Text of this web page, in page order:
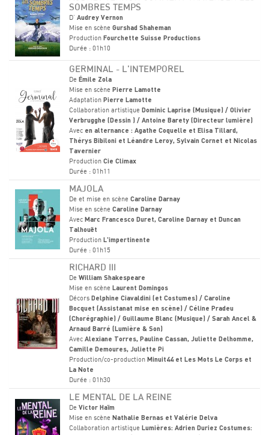
SOMBRES TEMPS
D' Audrey Vernon
Mise en scène Gurshad Shaheman
Production Fourchette Suisse Productions
Durée : 01h10
GERMINAL - L'INTEMPOREL
De Émile Zola
Mise en scène Pierre Lamotte
Adaptation Pierre Lamotte
Collaboration artistique Dominic Laprise (Musique) / Olivier
Verbrugghe (Dessin ) / Antoine Barety (Directeur lumière)
Avec en alternance : Agathe Coquelle et Elisa Tillard,
Thérys Bibiloni et Léandre Leroy, Sylvain Cornet et Nicolas
Tavernier
Production Cie Climax
Durée : 01h11
MAJOLA
De et mise en scène Caroline Darnay
Mise en scène Caroline Darnay
Avec Marc Francesco Duret, Caroline Darnay et Duncan
Talhouët
Production L'impertinente
Durée : 01h15
RICHARD III
De William Shakespeare
Mise en scène Laurent Domingos
Décors Delphine Ciavaldini (et Costumes) / Caroline
Bocquet (Assistanat mise en scène) / Céline Pradeu
(Chorégraphie) / Guillaume Blanc (Musique) / Sarah Ancel &
Arnaud Barré (Lumière & Son)
Avec Alexiane Torres, Pauline Cassan, Juliette Delhomme,
Camille Demoures, Juliette Pi
Production/co-production Minuit44 et Les Mots Le Corps et
La Note
Durée : 01h30
LE MENTAL DE LA REINE
De Victor Haïm
Mise en scène Nathalie Bernas et Valérie Delva
Collaboration artistique Lumières: Adrien Duriez Costumes: